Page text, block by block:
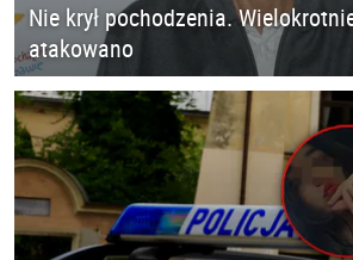
Nie krył pochodzenia.
atakowano